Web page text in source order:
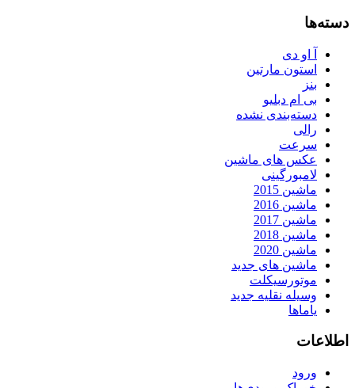
دسته‌ها
آ او دی
استون مارتین
بنز
بی ام دبلیو
دسته‌بندی نشده
رالی
سرعت
عکس های ماشین
لامبورگینی
ماشین 2015
ماشین 2016
ماشین 2017
ماشین 2018
ماشین 2020
ماشین های جدید
موتورسیکلت
وسیله نقلیه جدید
یاماها
اطلاعات
ورود